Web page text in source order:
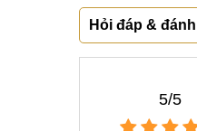
Hỏi đáp &
5/5